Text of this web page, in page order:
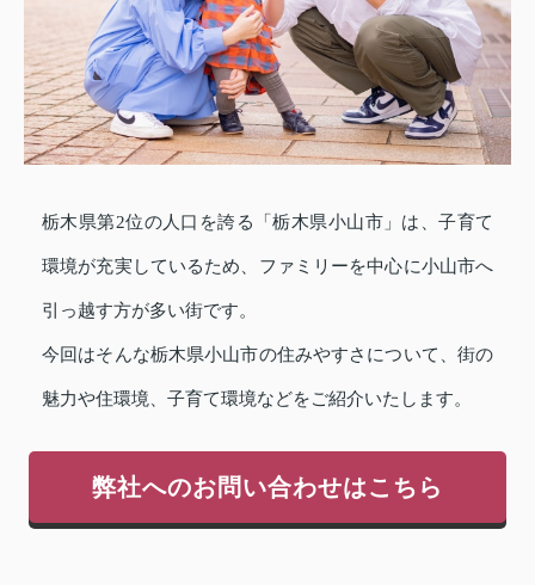
栃木県第2位の人口を誇る「栃木県小山市」は、子育て
環境が充実しているため、ファミリーを中心に小山市へ
引っ越す方が多い街です。
今回はそんな栃木県小山市の住みやすさについて、街の
魅力や住環境、子育て環境などをご紹介いたします。
弊社へのお問い合わせはこちら